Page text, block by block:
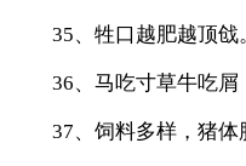
35、牲口越肥越顶戗
36、马吃寸草牛吃屑
37、饲料多样，猪体